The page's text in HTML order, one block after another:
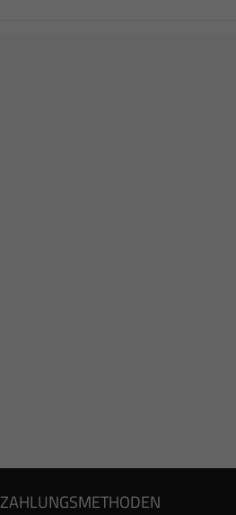
ZAHLUNGSMETHODEN